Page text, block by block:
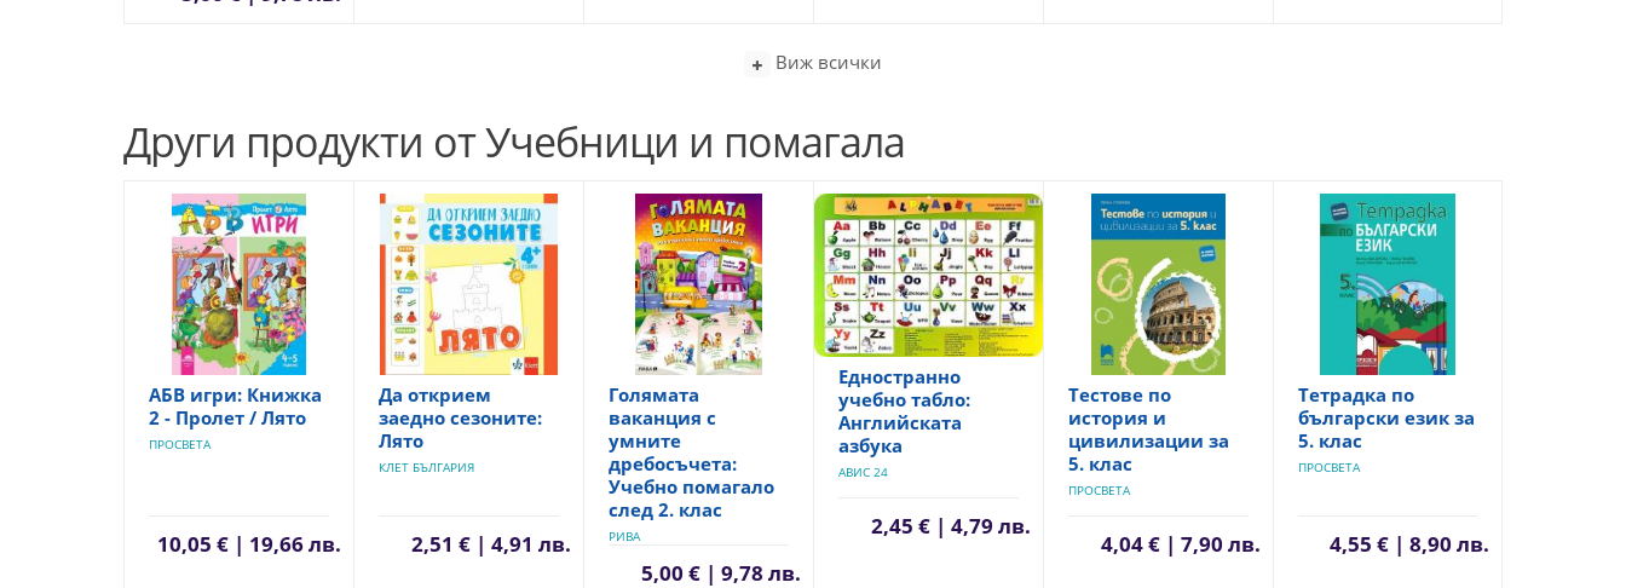
Виж всички
Други продукти от Учебници и помагала
АБВ игри: Книжка
2 - Пролет / Лято
ПРОСВЕТА
10,05 € | 19,66 лв.
Да открием
заедно сезоните:
Лято
КЛЕТ БЪЛГАРИЯ
2,51 € | 4,91 лв.
Голямата
ваканция с
умните
дребосъчета:
Учебно помагало
след 2. клас
РИВА
5,00 € | 9,78 лв.
Едностранно
учебно табло:
Английската
азбука
АВИС 24
2,45 € | 4,79 лв.
Тестове по
история и
цивилизации за
5. клас
ПРОСВЕТА
4,04 € | 7,90 лв.
Тетрадка по
български език за
5. клас
ПРОСВЕТА
4,55 € | 8,90 лв.